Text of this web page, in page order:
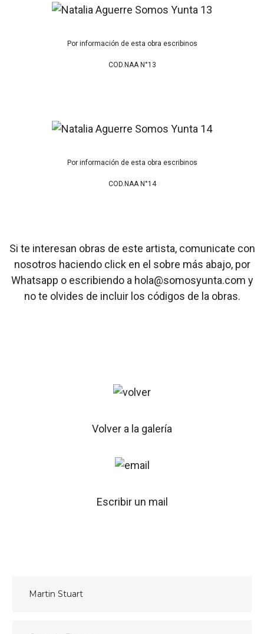
Por información de esta obra escribinos
COD.NAA N°13
Por información de esta obra escribinos
COD.NAA N°14
Si te interesan obras de este artista, comunicate con
nosotros haciendo click en el sobre más abajo, por
Whatsapp o escribiendo a hola@somosyunta.com y
no te olvides de incluir los códigos de la obras.
Volver a la galería
Escribir un mail
Navegación
Martin Stuart